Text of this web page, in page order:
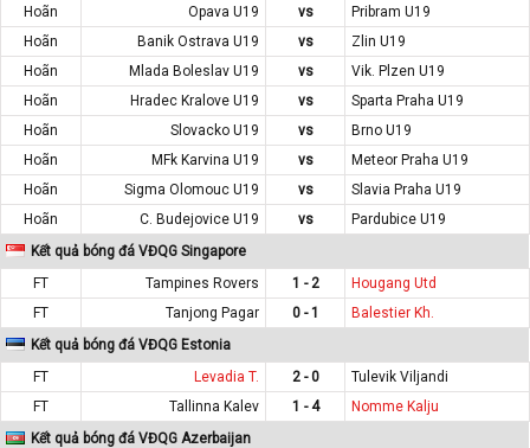
Hoãn
Opava U19 vs
Pribram U19
Hoãn
Banik Ostrava U19 vs
Zlin U19
Hoãn
Mlada Boleslav U19 vs
Vik. Plzen U19
Hoãn
Hradec Kralove U19 vs
Sparta Praha U19
Hoãn
Slovacko U19 vs
Brno U19
Hoãn
MFk Karvina U19 vs
Meteor Praha U19
Hoãn
Sigma Olomouc U19 vs
Slavia Praha U19
Hoãn
C. Budejovice U19 vs
Pardubice U19
Kết quả bóng đá VĐQG Singapore
FT
Tampines Rovers 1 - 2
Hougang Utd
FT
Tanjong Pagar 0 - 1
Balestier Kh.
Kết quả bóng đá VĐQG Estonia
FT
Levadia T. 2 - 0
Tulevik Viljandi
FT
Tallinna Kalev 1 - 4
Nomme Kalju
Kết quả bóng đá VĐQG Azerbaijan